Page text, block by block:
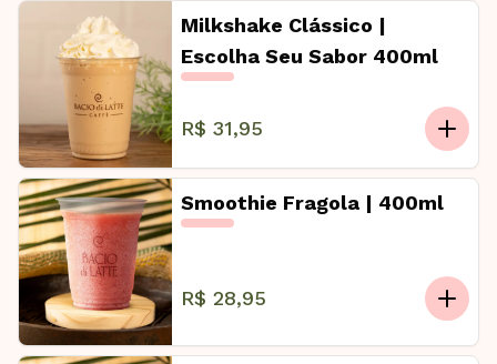
Milkshake Clássico |
Escolha Seu Sabor 400ml
R$ 31,95
Smoothie Fragola | 400ml
R$ 28,95